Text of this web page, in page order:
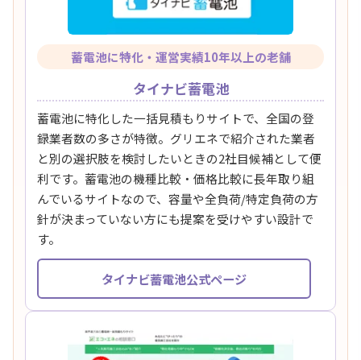
蓄電池に特化・運営実績10年以上の老舗
タイナビ蓄電池
蓄電池に特化した一括見積もりサイトで、全国の登
録業者数の多さが特徴。グリエネで紹介された業者
と別の選択肢を検討したいときの2社目候補として便
利です。蓄電池の機種比較・価格比較に長年取り組
んでいるサイトなので、容量や全負荷/特定負荷の方
針が決まっていない方にも提案を受けやすい設計で
す。
タイナビ蓄電池公式ページ